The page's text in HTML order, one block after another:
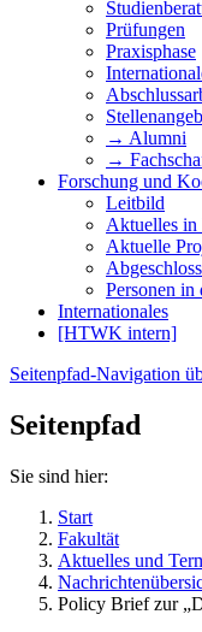
Prüfungen
Praxisphase
→ Alumni
→
Forschung und
Leitbild
Aktuelles in
Aktuelle
Personen in
Internationales
[HTWK intern]
Seitenpfad-Navigation
Seitenpfad
Sie sind hier:
Start
Fakultät
Aktuelles und
Policy Brief zur